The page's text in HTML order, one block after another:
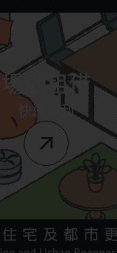
場地租借
快速便利